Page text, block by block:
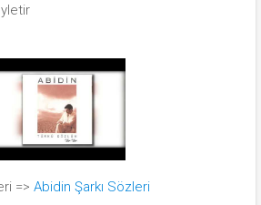
=> Abidin Şarkı Sözleri